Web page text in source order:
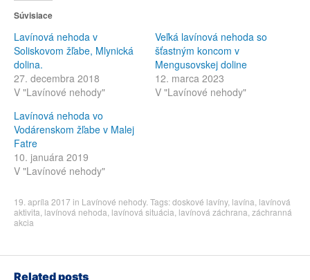
Súvisiace
Lavínová nehoda v
Soliskovom žľabe, Mlynická
dolina.
27. decembra 2018
V "Lavínové nehody"
Veľká lavínová nehoda so
šťastným koncom v
Mengusovskej doline
12. marca 2023
V "Lavínové nehody"
Lavínová nehoda vo
Vodárenskom žľabe v Malej
Fatre
10. januára 2019
V "Lavínové nehody"
19. apríla 2017 in Lavínové nehody. Tags:doskové lavíny, lavína lavínová
aktivita lavínová nehoda lavínová situácia lavínová záchrana záchranná
akcia
Related posts